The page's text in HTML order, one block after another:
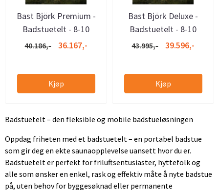
Bast Björk Premium -
Badstuetelt - 8-10
personer
40.186,- 36.167,-
Kjøp
Bast Björk Deluxe -
Badstuetelt - 8-10
personer
43.995,- 39.596,-
Kjøp
Badstuetelt – den fleksible og mobile badstueløsningen
Oppdag friheten med et badstuetelt – en portabel badstue
som gir deg en ekte saunaopplevelse uansett hvor du er.
Badstuetelt er perfekt for friluftsentusiaster, hyttefolk og
alle som ønsker en enkel, rask og effektiv måte å nyte badstue
på, uten behov for byggesøknad eller permanente